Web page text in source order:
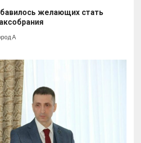
желающих стать
А